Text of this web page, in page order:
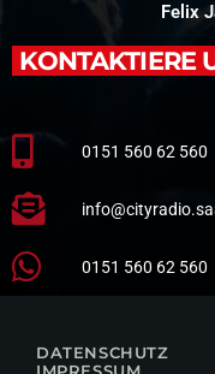
Felix
KONTAKTIERE
0151 560 62 560
0151 560 62 560
DATENSCHUTZ